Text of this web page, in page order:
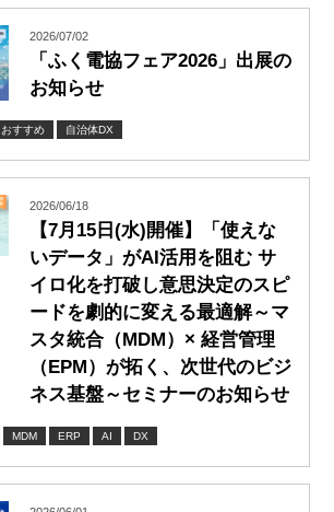
2026/07/02
「ふく電協フェア2026」出展の
お知らせ
おすすめ 自治体DX
2026/06/18
【7月15日(水)開催】「使えな
いデータ」がAI活用を阻む サ
イロ化を打破し意思決定のスピ
ードを劇的に変える最適解～マ
スタ統合（MDM）× 経営管理
（EPM）が拓く、次世代のビジ
ネス基盤～セミナーのお知らせ
MDM ERP AI DX